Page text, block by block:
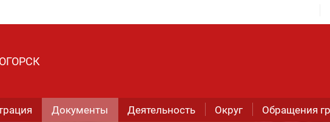
Документы Деятельность Округ Обращения